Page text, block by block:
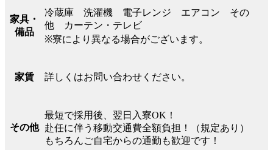
家具・
備品
冷蔵庫 洗濯機 電子レンジ エアコン その
他 カーテン・テレビ
※寮により異なる場合がございます。
家賃 詳しくはお問い合わせください。
その他
最短で採用後、翌日入寮OK！
赴任に伴う移動交通費全額負担！（規定あり）
もちろんご自宅からの通勤も歓迎です！